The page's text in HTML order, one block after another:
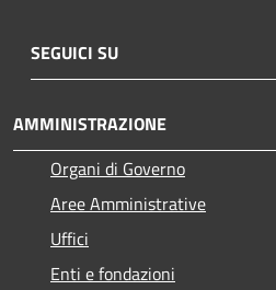
SEGUICI SU
AMMINISTRAZIONE
Organi di Governo
Aree Amministrative
Uffici
Enti e fondazioni